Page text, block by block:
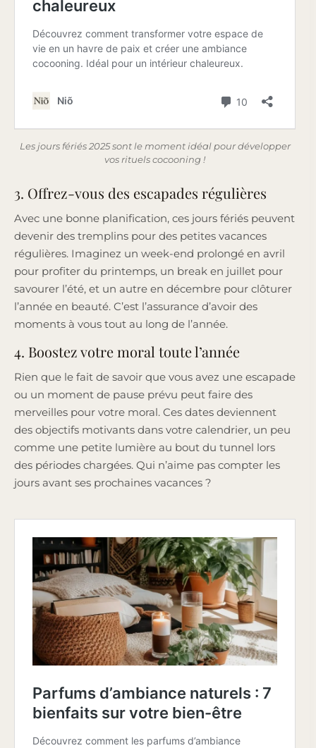
Les jours fériés 2025 sont le moment idéal pour développer
vos rituels cocooning !
3. Offrez-vous des escapades régulières
Avec une bonne planification, ces jours fériés peuvent
devenir des tremplins pour des petites vacances
régulières. Imaginez un week-end prolongé en avril
pour profiter du printemps, un break en juillet pour
savourer l’été, et un autre en décembre pour clôturer
l’année en beauté. C’est l’assurance d’avoir des
moments à vous tout au long de l’année.
4. Boostez votre moral toute l’année
Rien que le fait de savoir que vous avez une escapade
ou un moment de pause prévu peut faire des
merveilles pour votre moral. Ces dates deviennent
des objectifs motivants dans votre calendrier, un peu
comme une petite lumière au bout du tunnel lors
des périodes chargées. Qui n’aime pas compter les
jours avant ses prochaines vacances ?